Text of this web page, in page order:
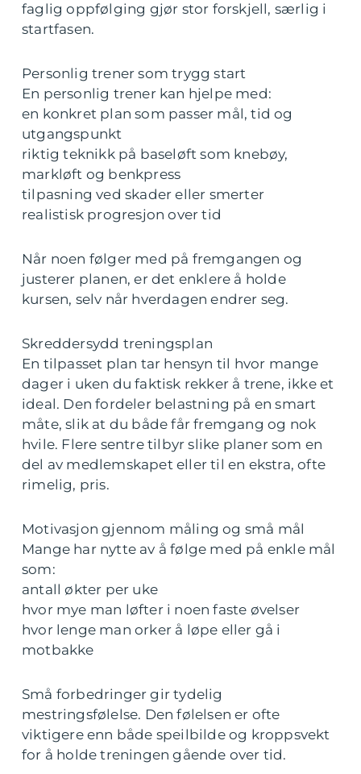
faglig oppfølging gjør stor forskjell, særlig i
startfasen.
Personlig trener som trygg start
En personlig trener kan hjelpe med:
en konkret plan som passer mål, tid og
utgangspunkt
riktig teknikk på baseløft som knebøy,
markløft og benkpress
tilpasning ved skader eller smerter
realistisk progresjon over tid
Når noen følger med på fremgangen og
justerer planen, er det enklere å holde
kursen, selv når hverdagen endrer seg.
Skreddersydd treningsplan
En tilpasset plan tar hensyn til hvor mange
dager i uken du faktisk rekker å trene, ikke et
ideal. Den fordeler belastning på en smart
måte, slik at du både får fremgang og nok
hvile. Flere sentre tilbyr slike planer som en
del av medlemskapet eller til en ekstra, ofte
rimelig, pris.
Motivasjon gjennom måling og små mål
Mange har nytte av å følge med på enkle mål
som:
antall økter per uke
hvor mye man løfter i noen faste øvelser
hvor lenge man orker å løpe eller gå i
motbakke
Små forbedringer gir tydelig
mestringsfølelse. Den følelsen er ofte
viktigere enn både speilbilde og kroppsvekt
for å holde treningen gående over tid.